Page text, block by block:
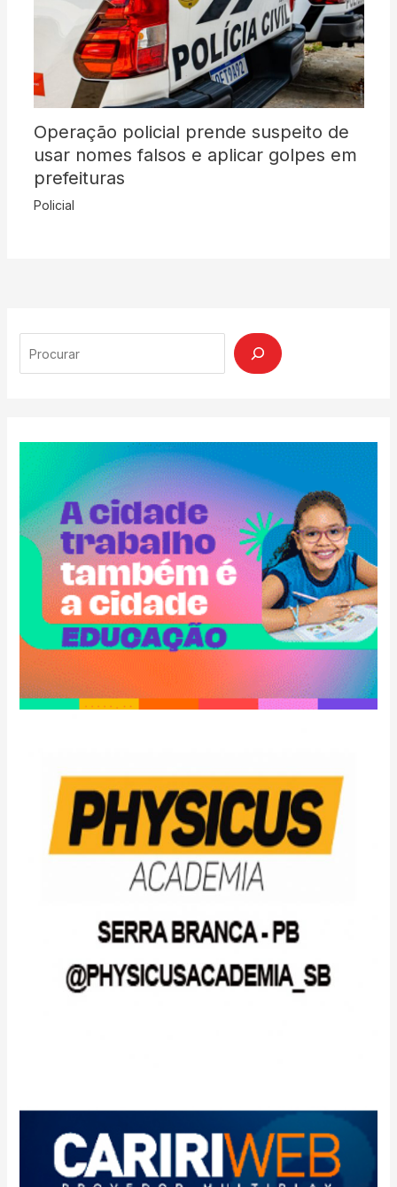
Operação policial prende suspeito de
usar nomes falsos e aplicar golpes em
prefeituras
Policial